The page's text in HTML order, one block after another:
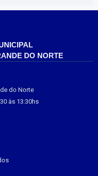
DO NORTE
do Norte
às 13:30hs